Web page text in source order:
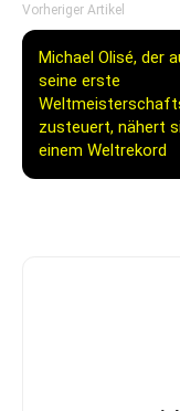
Vorheriger Artikel
Michael Olisé, der
seine erste
zusteuert, nähert
einem Weltrekord